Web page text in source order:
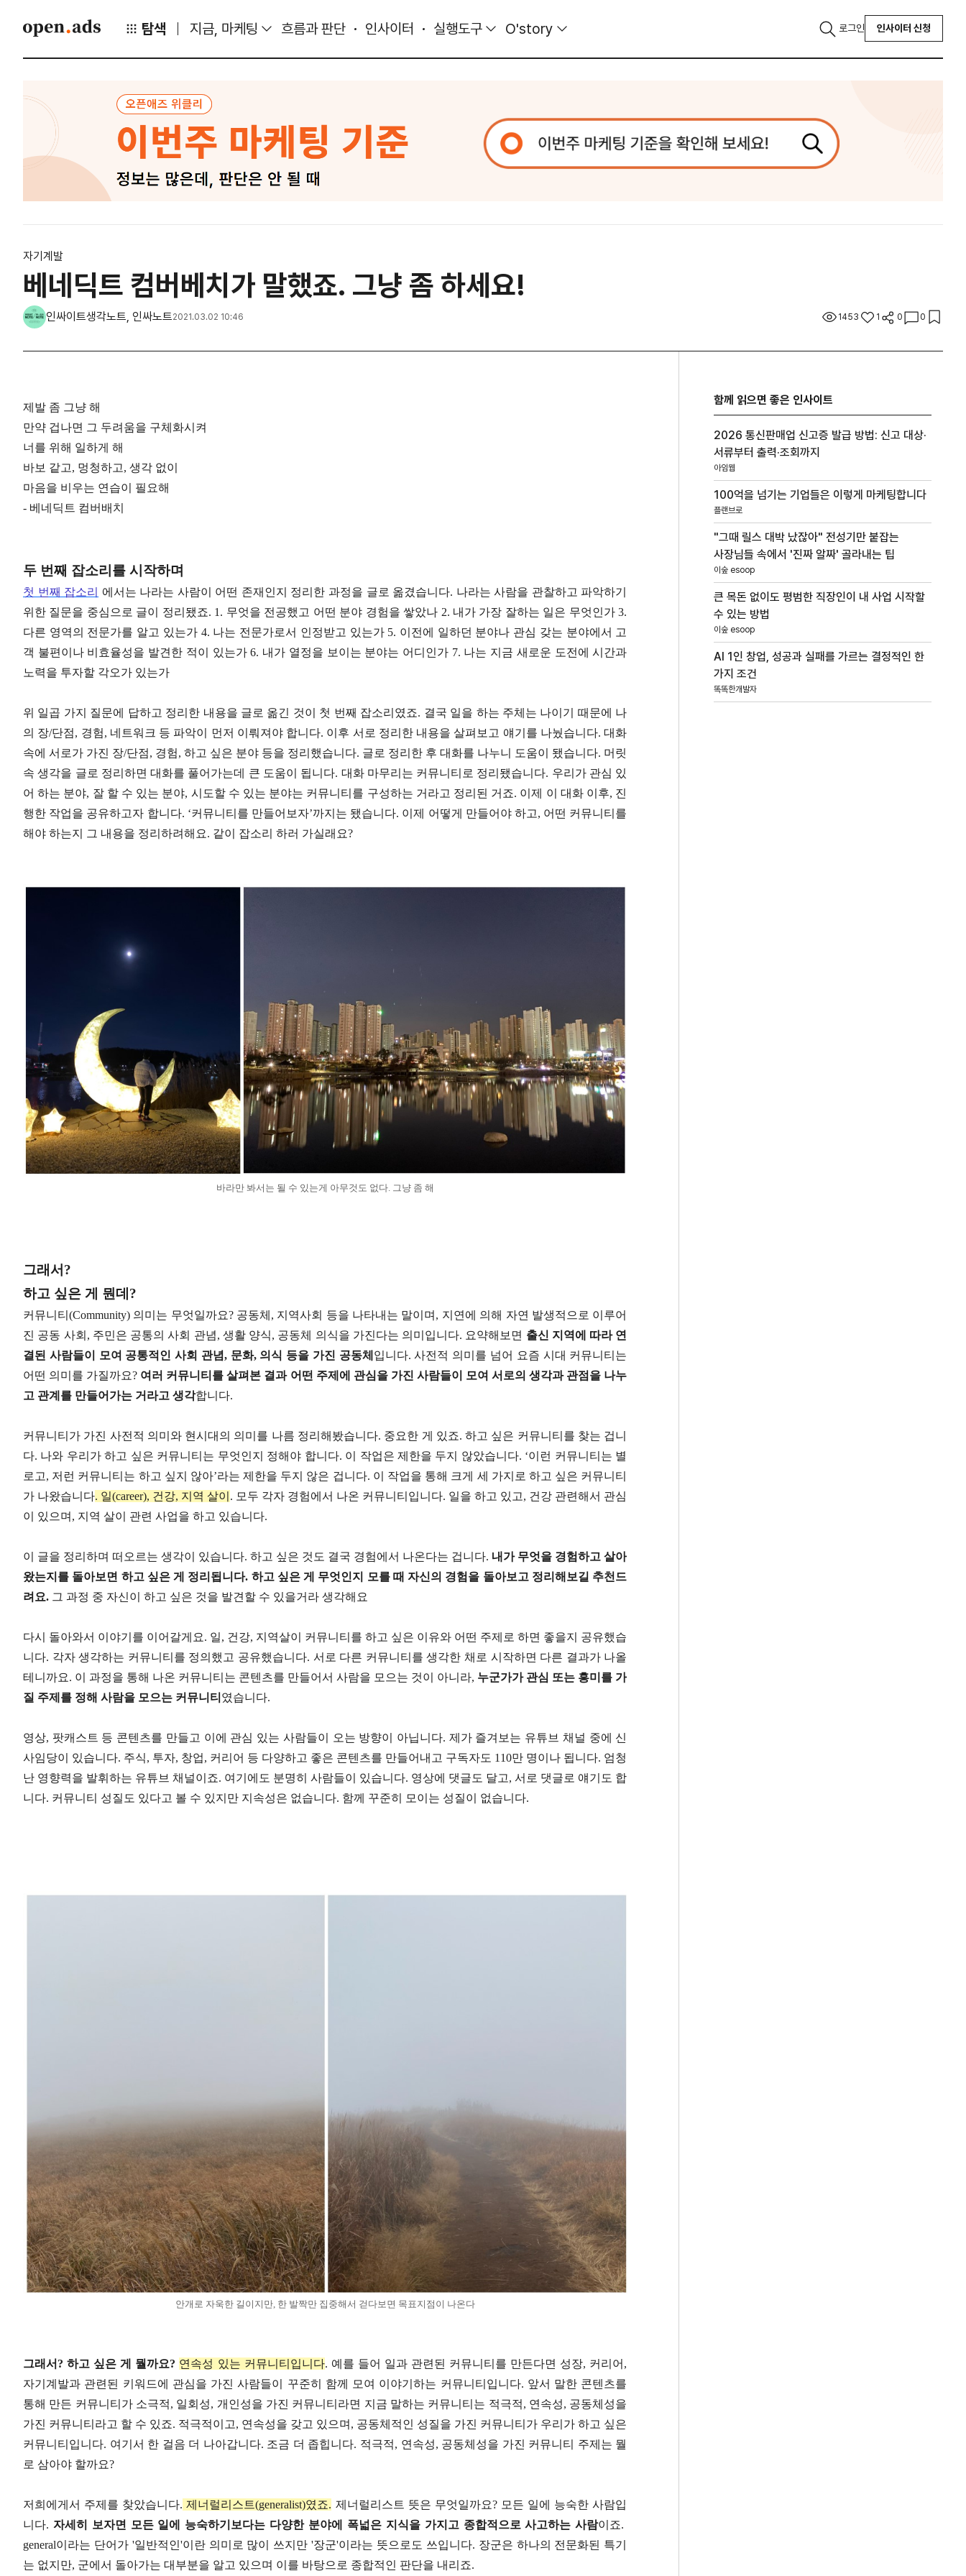
탐색 지금, 마케팅 흐름과 판단 인사이터 실행도구 O'story 로그인 인사이터 신청
자기계발
베네딕트 컴버베치가 말했죠. 그냥 좀 하세요!
인싸이트생각노트, 인싸노트2021.03.02 10:46 1453 1 0 0
제발 좀 그냥 해
만약 겁나면 그 두려움을 구체화시켜
너를 위해 일하게 해
바보 같고, 멍청하고, 생각 없이
마음을 비우는 연습이 필요해
- 베네딕트 컴버배치
두 번째 잡소리를 시작하며
첫 번째 잡소리
에서는 나라는 사람이 어떤 존재인지 정리한 과정을 글로 옮겼습니다. 나라는 사람을 관찰하고 파악하기
위한 질문을 중심으로 글이 정리됐죠. 1. 무엇을 전공했고 어떤 분야 경험을 쌓았나 2. 내가 가장 잘하는 일은 무엇인가 3.
다른 영역의 전문가를 알고 있는가 4. 나는 전문가로서 인정받고 있는가 5. 이전에 일하던 분야나 관심 갖는 분야에서 고
객 불편이나 비효율성을 발견한 적이 있는가 6. 내가 열정을 보이는 분야는 어디인가 7. 나는 지금 새로운 도전에 시간과
노력을 투자할 각오가 있는가
위 일곱 가지 질문에 답하고 정리한 내용을 글로 옮긴 것이 첫 번째 잡소리였죠. 결국 일을 하는 주체는 나이기 때문에 나
의 장/단점, 경험, 네트워크 등 파악이 먼저 이뤄져야 합니다. 이후 서로 정리한 내용을 살펴보고 얘기를 나눴습니다. 대화
속에 서로가 가진 장/단점, 경험, 하고 싶은 분야 등을 정리했습니다. 글로 정리한 후 대화를 나누니 도움이 됐습니다. 머릿
속 생각을 글로 정리하면 대화를 풀어가는데 큰 도움이 됩니다. 대화 마무리는 커뮤니티로 정리됐습니다. 우리가 관심 있
어 하는 분야, 잘 할 수 있는 분야, 시도할 수 있는 분야는 커뮤니티를 구성하는 거라고 정리된 거죠. 이제 이 대화 이후, 진
행한 작업을 공유하고자 합니다. ‘커뮤니티를 만들어보자’까지는 됐습니다. 이제 어떻게 만들어야 하고, 어떤 커뮤니티를
해야 하는지 그 내용을 정리하려해요. 같이 잡소리 하러 가실래요?
바라만 봐서는 될 수 있는게 아무것도 없다. 그냥 좀 해
그래서?
하고 싶은 게 뭔데?
커뮤니티(Community) 의미는 무엇일까요? 공동체, 지역사회 등을 나타내는 말이며, 지연에 의해 자연 발생적으로 이루어
진 공동 사회, 주민은 공통의 사회 관념, 생활 양식, 공동체 의식을 가진다는 의미입니다. 요약해보면 출신 지역에 따라 연
결된 사람들이 모여 공통적인 사회 관념, 문화, 의식 등을 가진 공동체 입니다. 사전적 의미를 넘어 요즘 시대 커뮤니티는
어떤 의미를 가질까요? 여러 커뮤니티를 살펴본 결과 어떤 주제에 관심을 가진 사람들이 모여 서로의 생각과 관점을 나누
고 관계를 만들어가는 거라고 생각합니다.
커뮤니티가 가진 사전적 의미와 현시대의 의미를 나름 정리해봤습니다. 중요한 게 있죠. 하고 싶은 커뮤니티를 찾는 겁니
다. 나와 우리가 하고 싶은 커뮤니티는 무엇인지 정해야 합니다. 이 작업은 제한을 두지 않았습니다. ‘이런 커뮤니티는 별
로고, 저런 커뮤니티는 하고 싶지 않아’라는 제한을 두지 않은 겁니다. 이 작업을 통해 크게 세 가지로 하고 싶은 커뮤니티
가 나왔습니다. 일(career), 건강, 지역 살이 . 모두 각자 경험에서 나온 커뮤니티입니다. 일을 하고 있고, 건강 관련해서 관심
이 있으며, 지역 살이 관련 사업을 하고 있습니다.
이 글을 정리하며 떠오르는 생각이 있습니다. 하고 싶은 것도 결국 경험에서 나온다는 겁니다. 내가 무엇을 경험하고 살아
왔는지를 돌아보면 하고 싶은 게 정리됩니다. 하고 싶은 게 무엇인지 모를 때 자신의 경험을 돌아보고 정리해보길 추천드
려요. 그 과정 중 자신이 하고 싶은 것을 발견할 수 있을거라 생각해요
다시 돌아와서 이야기를 이어갈게요. 일, 건강, 지역살이 커뮤니티를 하고 싶은 이유와 어떤 주제로 하면 좋을지 공유했습
니다. 각자 생각하는 커뮤니티를 정의했고 공유했습니다. 서로 다른 커뮤니티를 생각한 채로 시작하면 다른 결과가 나올
테니까요. 이 과정을 통해 나온 커뮤니티는 콘텐츠를 만들어서 사람을 모으는 것이 아니라, 누군가가 관심 또는 흥미를 가
질 주제를 정해 사람을 모으는 커뮤니티 였습니다.
영상, 팟캐스트 등 콘텐츠를 만들고 이에 관심 있는 사람들이 오는 방향이 아닙니다. 제가 즐겨보는 유튜브 채널 중에 신
사임당이 있습니다. 주식, 투자, 창업, 커리어 등 다양하고 좋은 콘텐츠를 만들어내고 구독자도 110만 명이나 됩니다. 엄청
난 영향력을 발휘하는 유튜브 채널이죠. 여기에도 분명히 사람들이 있습니다. 영상에 댓글도 달고, 서로 댓글로 얘기도 합
니다. 커뮤니티 성질도 있다고 볼 수 있지만 지속성은 없습니다. 함께 꾸준히 모이는 성질이 없습니다.
안개로 자욱한 길이지만, 한 발짝만 집중해서 걷다보면 목표지점이 나온다
그래서? 하고 싶은 게 뭘까요? 연속성 있는 커뮤니티입니다. 예를 들어 일과 관련된 커뮤니티를 만든다면 성장, 커리어,
자기계발과 관련된 키워드에 관심을 가진 사람들이 꾸준히 함께 모여 이야기하는 커뮤니티입니다. 앞서 말한 콘텐츠를
통해 만든 커뮤니티가 소극적, 일회성, 개인성을 가진 커뮤니티라면 지금 말하는 커뮤니티는 적극적, 연속성, 공동체성을
가진 커뮤니티라고 할 수 있죠. 적극적이고, 연속성을 갖고 있으며, 공동체적인 성질을 가진 커뮤니티가 우리가 하고 싶은
커뮤니티입니다. 여기서 한 걸음 더 나아갑니다. 조금 더 좁힙니다. 적극적, 연속성, 공동체성을 가진 커뮤니티 주제는 뭘
로 삼아야 할까요?
저희에게서 주제를 찾았습니다. 제너럴리스트(generalist)였죠. 제너럴리스트 뜻은 무엇일까요? 모든 일에 능숙한 사람입
니다. 자세히 보자면 모든 일에 능숙하기보다는 다양한 분야에 폭넓은 지식을 가지고 종합적으로 사고하는 사람이죠.
general이라는 단어가 '일반적인'이란 의미로 많이 쓰지만 '장군'이라는 뜻으로도 쓰입니다. 장군은 하나의 전문화된 특기
는 없지만, 군에서 돌아가는 대부분을 알고 있으며 이를 바탕으로 종합적인 판단을 내리죠.
함께 읽으면 좋은 인사이트
2026 통신판매업 신고증 발급 방법: 신고 대상·
서류부터 출력·조회까지
아임웹
100억을 넘기는 기업들은 이렇게 마케팅합니다
플랜브로
"그때 릴스 대박 났잖아" 전성기만 붙잡는
사장님들 속에서 '진짜 알짜' 골라내는 팁
이숲 esoop
큰 목돈 없이도 평범한 직장인이 내 사업 시작할
수 있는 방법
이숲 esoop
AI 1인 창업, 성공과 실패를 가르는 결정적인 한
가지 조건
똑똑한개발자